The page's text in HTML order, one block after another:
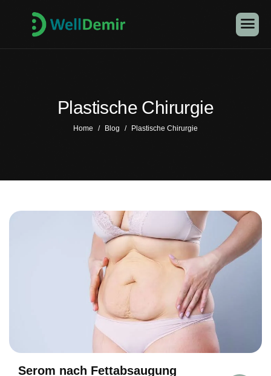
Plastische Chirurgie
Home Blog Plastische Chirurgie
Serom nach Fettabsaugung